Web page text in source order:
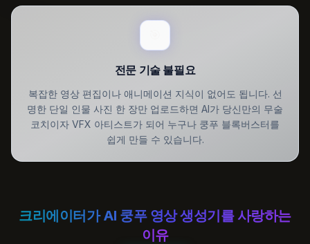
전문 기술 불필요
복잡한 영상 편집이나 애니메이션 지식이 없어도 됩니다. 선
명한 단일 인물 사진 한 장만 업로드하면 AI가 당신만의 무술
코치이자 VFX 아티스트가 되어 누구나 쿵푸 블록버스터를
쉽게 만들 수 있습니다.
크리에이터가 AI 쿵푸 영상 생성기를 사랑하는
이유